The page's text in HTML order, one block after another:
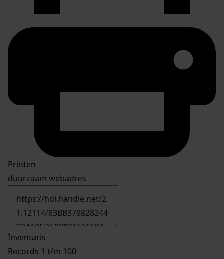
Printen
duurzaam webadres
Inventaris
Records 1 t/m 100